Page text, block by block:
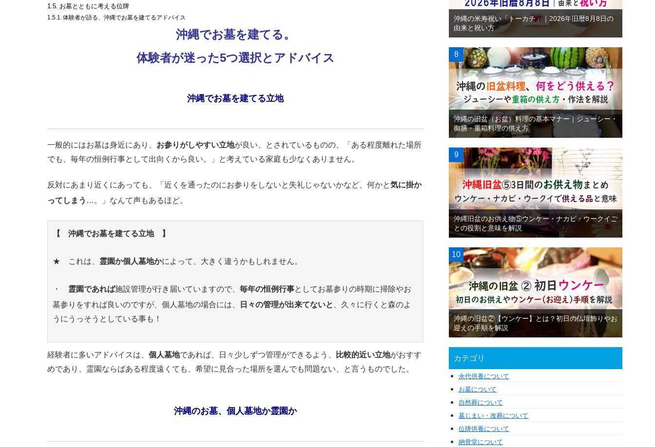
お墓とともに考える位牌
体験者が語る、沖縄でお墓を建てるアドバイス
沖縄でお墓を建てる。
体験者が迷った5つ選択とアドバイス
沖縄でお墓を建てる立地
一般的にはお墓は身近にあり、 お参りがしやすい立地が良い、とされているものの、「ある程度離れた場所
でも、毎年の恒例行事として出向くから良い。」と考えている家庭も少なくありません。
反対にあまり近くにあっても、「近くを通ったのにお参りをしないと失礼じゃないかなど、何かと気に掛か
ってしまう …。」なんて声もあるほど。
【 沖縄でお墓を建てる立地 】
★ これは、 霊園か個人墓地かによって、大きく違うかもしれません。
・ 霊園であれば施設管理が行き届いていますので、 毎年の恒例行事としてお墓参りの時期に掃除やお
墓参りをすれば良いのですが、個人墓地の場合には、
日々の管理が出来てないと
、久々に行くと森のよ
うにうっそうとしている事も！
経験者に多いアドバイスは、 個人墓地であれば、日々少しずつ管理ができるよう、 比較的近い立地がおすす
めであり、霊園ならばある程度遠くても、希望に見合った場所を選んでも問題ない、と言うものでした。
沖縄のお墓、個人墓地か霊園か
沖縄の米寿祝い「トーカチ」｜2026年旧暦8月8日の
由来と祝い方
沖縄の旧盆（お盆）料理の基本マナー｜ジューシー・
御膳・重箱料理の供え方
沖縄旧盆のお供え物⑤ウンケー・ナカビ・ウークイご
との役割と意味を解説
沖縄の旧盆②【ウンケー】とは？初日の仏壇飾りやお
迎えの手順を解説
カテゴリ
永代供養について
お墓について
自然葬について
墓じまい・改葬について
位牌供養について
納骨堂について